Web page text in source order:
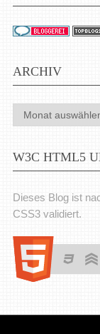
ARCHIV
Archiv
W3C HTML5
Dieses Blog ist
CSS3 validiert.